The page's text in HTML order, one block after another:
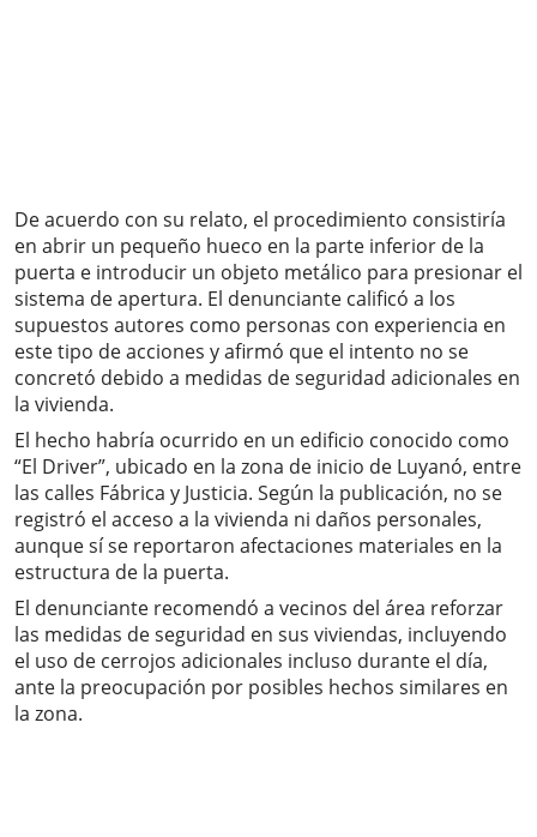
De acuerdo con su relato, el procedimiento consistiría
en abrir un pequeño hueco en la parte inferior de la
puerta e introducir un objeto metálico para presionar el
sistema de apertura. El denunciante calificó a los
supuestos autores como personas con experiencia en
este tipo de acciones y afirmó que el intento no se
concretó debido a medidas de seguridad adicionales en
la vivienda.
El hecho habría ocurrido en un edificio conocido como
“El Driver”, ubicado en la zona de inicio de Luyanó, entre
las calles Fábrica y Justicia. Según la publicación, no se
registró el acceso a la vivienda ni daños personales,
aunque sí se reportaron afectaciones materiales en la
estructura de la puerta.
El denunciante recomendó a vecinos del área reforzar
las medidas de seguridad en sus viviendas, incluyendo
el uso de cerrojos adicionales incluso durante el día,
ante la preocupación por posibles hechos similares en
la zona.